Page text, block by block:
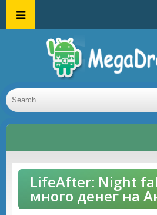
LifeAfter: Night
много денег на